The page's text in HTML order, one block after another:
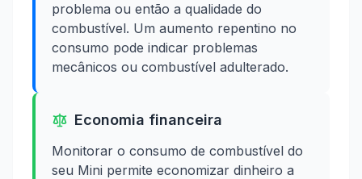
problema ou então a qualidade do
combustível. Um aumento repentino no
consumo pode indicar problemas
mecânicos ou combustível adulterado.
Economia financeira
Monitorar o consumo de combustível do
seu Mini permite economizar dinheiro a